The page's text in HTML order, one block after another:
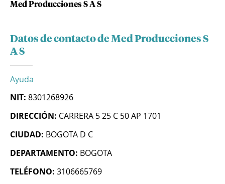
Med Producciones S A S
Datos de contacto de Med Producciones S
A S
Ayuda
NIT: 8301268926
DIRECCIÓN: CARRERA 5 25 C 50 AP 1701
CIUDAD: BOGOTA D C
DEPARTAMENTO: BOGOTA
TELÉFONO: 3106665769